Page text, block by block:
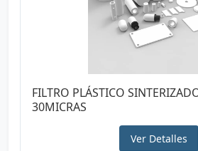
FILTRO PLÁSTICO
30MICRAS
Ver Detalles